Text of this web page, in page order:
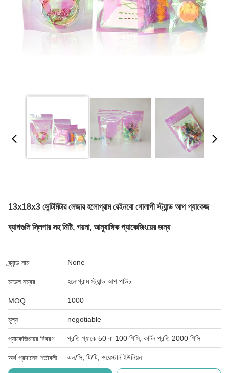
13x18x3 সেন্টিমিটার লেজার হলোগ্রাম রেইনবো গোলাপী স্ট্যান্ড আপ প্যাকেজ
ব্যাগগুলি স্লিপার সহ মিষ্টি, গয়না, আনুষাঙ্গিক প্যাকেজিংয়ের জন্য
ব্র্যান্ড নাম: None
মডেল নম্বর: হলোগ্রাম স্ট্যান্ড আপ পাউচ
MOQ: 1000
মূল্য: negotiable
প্যাকেজিংয়ের বিবরণ: প্রতি প্যাকে 50 বা 100 পিসি, কার্টন প্রতি 2000 পিসি
অর্থ প্রদানের শর্তাবলী: এল/সি, টি/টি, ওয়েস্টার্ন ইউনিয়ন